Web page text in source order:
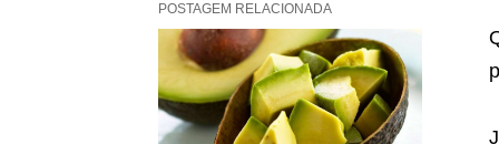
POSTAGEM RELACIONADA